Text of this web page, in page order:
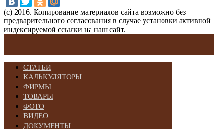
(с) 2016. Копирование материалов сайта возможно без
предварительного согласования в случае установки активной
индексируемой ссылки на наш сайт.
СТАТЬИ
КАЛЬКУЛЯТОРЫ
ФИРМЫ
ТОВАРЫ
ФОТО
ВИДЕО
ДОКУМЕНТЫ